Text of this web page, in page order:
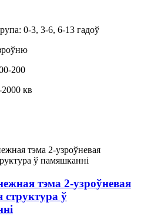
0-3, 3-6, 6-13 гадоў
200
кв
тэма 2-узроўневая
структура ў